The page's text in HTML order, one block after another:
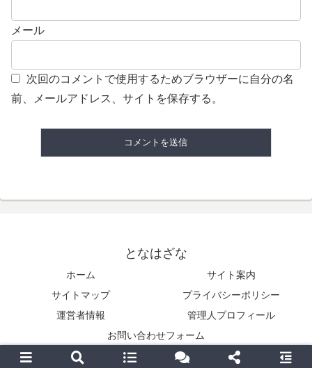
メール
次回のコメントで使用するためブラウザーに自分の名
前、メールアドレス、サイトを保存する。
となはざな
ホーム
サイト案内
サイトマップ
プライバシーポリシー
運営者情報
管理人プロフィール
お問い合わせフォーム
Copyright © 2014-2026 となはざな All Rights Reserved.